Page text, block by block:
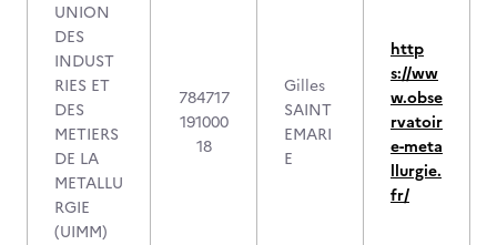
UNION
DES
INDUST
RIES ET
DES
METIERS
DE LA
METALLU
RGIE
(UIMM)
784717
191000
18
Gilles
SAINT
EMARI
E
http
s://ww
w.obse
rvatoir
e-meta
llurgie.
fr/